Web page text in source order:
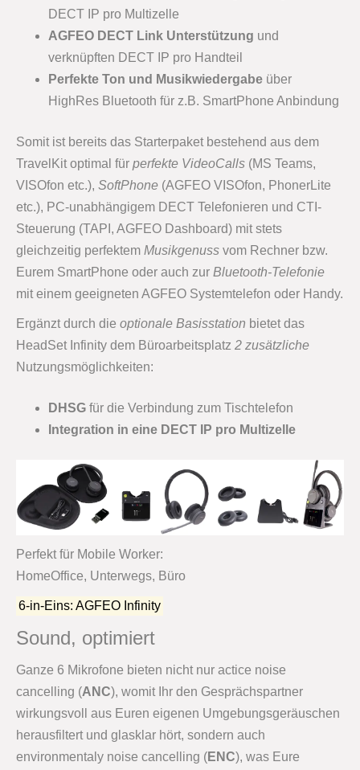
DECT IP pro Multizelle
AGFEO DECT Link Unterstützung und
verknüpften DECT IP pro Handteil
Perfekte Ton und Musikwiedergabe über
HighRes Bluetooth für z.B. SmartPhone Anbindung
Somit ist bereits das Starterpaket bestehend aus dem
TravelKit optimal für perfekte VideoCalls (MS Teams,
VISOfon etc.), SoftPhone (AGFEO VISOfon, PhonerLite
etc.), PC-unabhängigem DECT Telefonieren und CTI-
Steuerung (TAPI, AGFEO Dashboard) mit stets
gleichzeitig perfektem Musikgenuss vom Rechner bzw.
Eurem SmartPhone oder auch zur Bluetooth-Telefonie
mit einem geeigneten AGFEO Systemtelefon oder Handy.
Ergänzt durch die optionale Basisstation bietet das
HeadSet Infinity dem Büroarbeitsplatz 2 zusätzliche
Nutzungsmöglichkeiten:
DHSG für die Verbindung zum Tischtelefon
Integration in eine DECT IP pro Multizelle
Perfekt für Mobile Worker:
HomeOffice, Unterwegs, Büro
6-in-Eins: AGFEO Infinity
Sound, optimiert
Ganze 6 Mikrofone bieten nicht nur actice noise
cancelling (ANC), womit Ihr den Gesprächspartner
wirkungsvoll aus Euren eigenen Umgebungsgeräuschen
herausfiltert und glasklar hört, sondern auch
environmentaly noise cancelling (ENC), was Eure